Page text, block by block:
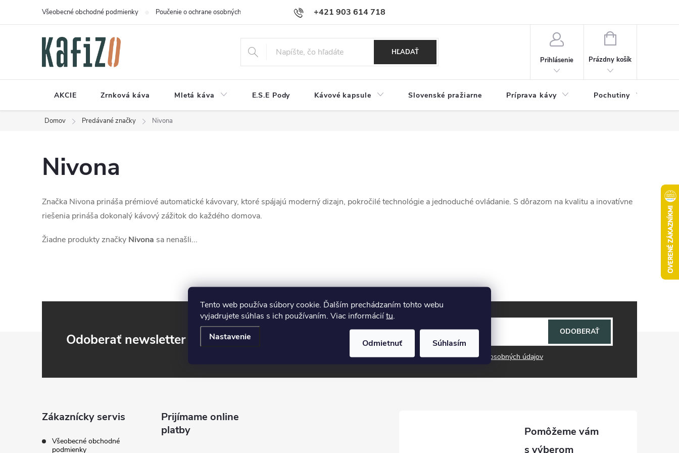
Tento web používa súbory cookie. Ďalším prechádzaním tohto webu
vyjadrujete súhlas s ich používaním. Viac informáciítu.
Nastavenie
Odmietnuť Súhlasím
+421 903 614 718
Všeobecné obchodné podmienky Poučenie o ochrane osobných údajov a používaní cookies Reklamačný poriadok
HĽADAŤ
Prihlásenie
NÁKUPNÝ
Prázdny košík
AKCIE Zrnková káva Mletá káva E.S.E Pody Kávové kapsule Slovenské pražiarne Príprava kávy Pochutiny
Domov Predávané značky Nivona
Nivona
Značka Nivona prináša prémiové automatické kávovary, ktoré spájajú moderný dizajn, pokročilé technológie a jednoduché ovládanie. S dôrazom na kvalitu a inovatívne
riešenia prináša dokonalý kávový zážitok do každého domova.
Žiadne produkty značky Nivona sa nenašli...
Odoberať newsletter Email
Vložením e-mailu súhlasíte s podmienkami ochrany osobných údajov
ODOBERAŤ
Zákaznícky servis
Všeobecné obchodné
podmienky
Prijímame online
platby